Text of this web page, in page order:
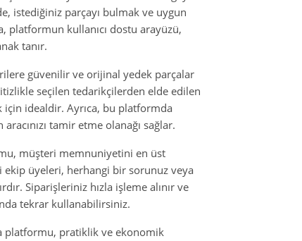
istediğiniz parçayı bulmak ve uygun
platformun kullanıcı dostu arayüzü,
tanır.
güvenilir ve orijinal yedek parçalar
seçilen tedarikçilerden elde edilen
için idealdir. Ayrıca, bu platformda
tamir etme olanağı sağlar.
müşteri memnuniyetini en üst
üyeleri, herhangi bir sorunuz veya
Siparişleriniz hızla işleme alınır ve
tekrar kullanabilirsiniz.
platformu, pratiklik ve ekonomik